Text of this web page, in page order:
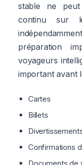
stable ne
continu sur
préparation
voyageurs
important avant
Cartes
Billets
Confirmations